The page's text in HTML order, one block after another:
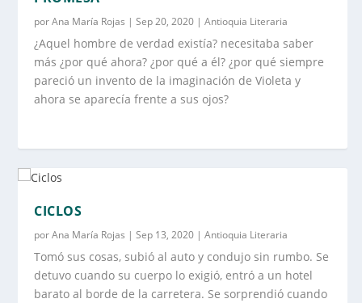
porAna María Rojas |Sep 20, 2020 |Antioquia Literaria
¿Aquel hombre de verdad existía? necesitaba saber
más ¿por qué ahora? ¿por qué a él? ¿por qué siempre
pareció un invento de la imaginación de Violeta y
ahora se aparecía frente a sus ojos?
CICLOS
porAna María Rojas |Sep 13, 2020 |Antioquia Literaria
Tomó sus cosas, subió al auto y condujo sin rumbo. Se
detuvo cuando su cuerpo lo exigió, entró a un hotel
barato al borde de la carretera. Se sorprendió cuando